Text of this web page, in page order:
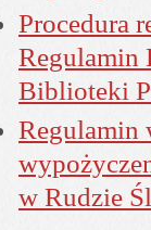
Procedura
Regulamin
Biblioteki
Regulamin
w Rudzie